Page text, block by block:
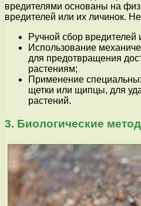
вредителями основаны на
вредителей или их личинок.
Ручной сбор вредителей
Использование
для предотвращения
растениям;
Применение
щетки или щипцы, для
растений.
3. Биологические